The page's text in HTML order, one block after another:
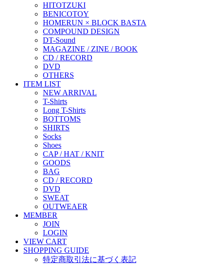
HITOTZUKI
BENICOTOY
HOMERUN × BLOCK BASTA
COMPOUND DESIGN
DT-Sound
MAGAZINE / ZINE / BOOK
CD / RECORD
DVD
OTHERS
ITEM LIST
NEW ARRIVAL
T-Shirts
Long T-Shirts
BOTTOMS
SHIRTS
Socks
Shoes
CAP / HAT / KNIT
GOODS
BAG
CD / RECORD
DVD
SWEAT
OUTWEAER
MEMBER
JOIN
LOGIN
VIEW CART
SHOPPING GUIDE
特定商取引法に基づく表記